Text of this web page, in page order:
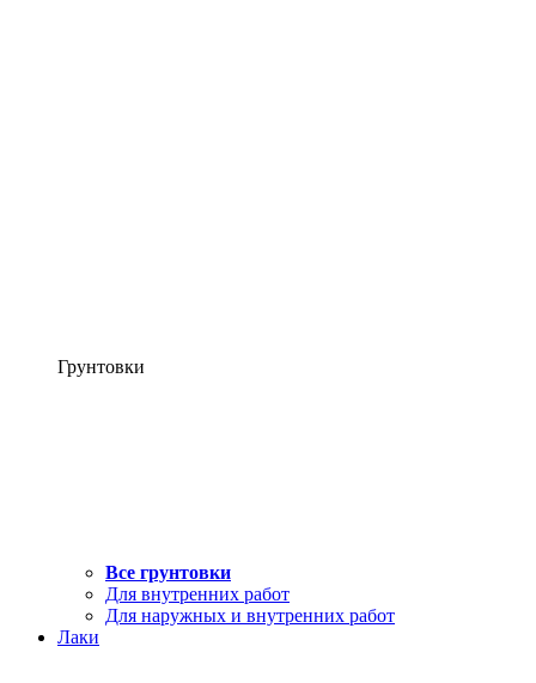
Грунтовки
Все грунтовки
Для внутренних работ
Для наружных и внутренних работ
Лаки